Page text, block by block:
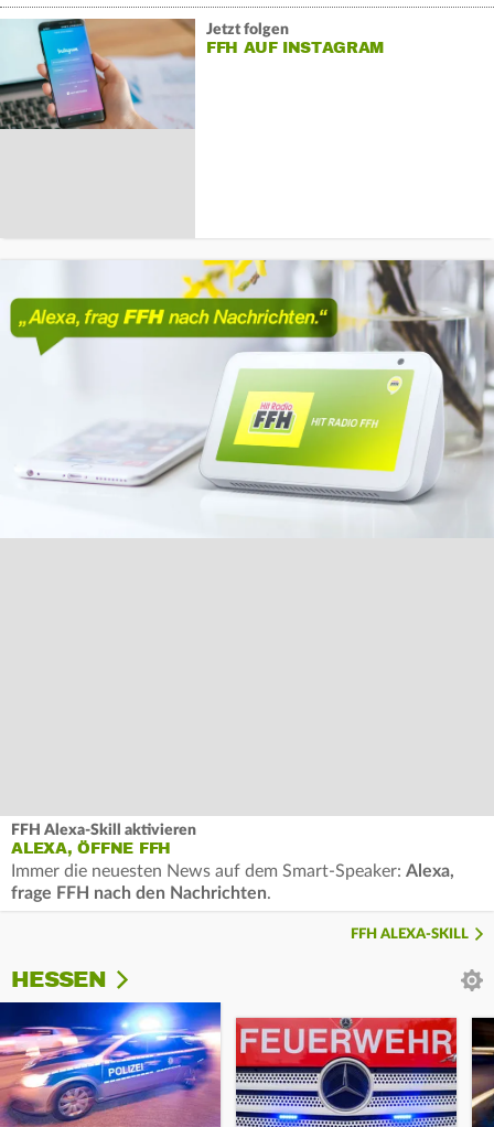
Jetzt folgen
FFH AUF INSTAGRAM
FFH Alexa-Skill aktivieren
ALEXA, ÖFFNE FFH
Immer die neuesten News auf dem Smart-Speaker: Alexa,
frage FFH nach den Nachrichten.
FFH ALEXA-SKILL
HESSEN